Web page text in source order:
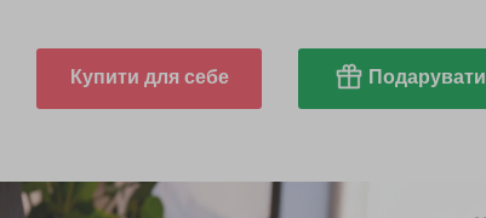
Купити для себе Подарувати